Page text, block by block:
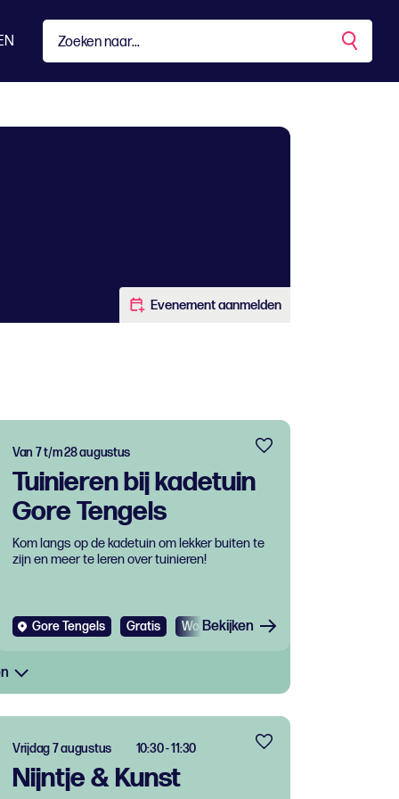
Evenement aanmelden
Tuinieren bij kadetuin
Gore Tengels
Van 7 t/m 28 augustus
Kom langs op de kadetuin om lekker buiten te
zijn en meer te leren over tuinieren!
Gore Tengels Gratis Workshop
Bekijken
Nijntje & Kunst
Vrijdag 7 augustus 10:30 - 11:30